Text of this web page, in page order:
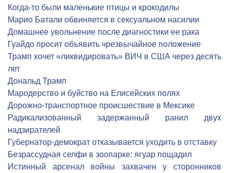
Когда-то были маленькие птицы и крокодилы
Марио Батали обвиняется в сексуальном насилии
Домашнее увольнение после диагностики ее рака
Гуайдо просит объявить чрезвычайное положение
Трамп хочет «ликвидировать» ВИЧ в США через десять
лет
Дональд Трамп
Мародерство и буйство на Елисейских полях
Дорожно-транспортное происшествие в Мексике
Радикализованный задержанный ранил двух
надзирателей
Губернатор-демократ отказывается уходить в отставку
Безрассудная селфи в зоопарке: ягуар пощадил
Истинный арсенал войны захвачен у сторонников